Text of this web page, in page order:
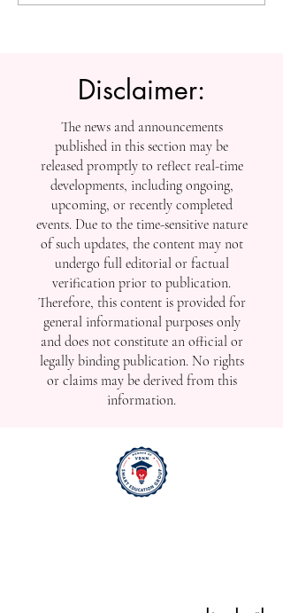
Disclaimer:
The news and announcements
published in this section may be
released promptly to reflect real-time
developments, including ongoing,
upcoming, or recently completed
events. Due to the time-sensitive nature
of such updates, the content may not
undergo full editorial or factual
verification prior to publication.
Therefore, this content is provided for
general informational purposes only
and does not constitute an official or
legally binding publication. No rights
or claims may be derived from this
information.